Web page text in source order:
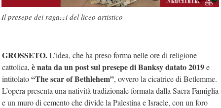
Il presepe dei ragazzi del liceo artistico
GROSSETO.L’idea, che ha preso forma nelle ore di religione
cattolica, è nata da un post sul presepe di Banksy datato 2019e
intitolato“The scar of Bethlehem”, ovvero la cicatrice di Betlemme.
L’opera presenta una natività tradizionale formata dalla Sacra Famiglia
e un muro di cemento che divide la Palestina e Israele, con un foro